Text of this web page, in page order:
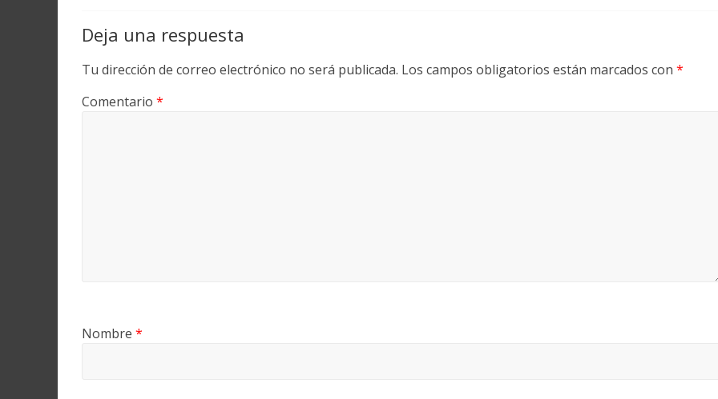
Deja una respuesta
Tu dirección de correo electrónico no será publicada. Los campos obligatorios están marcados con *
Comentario *
Nombre *